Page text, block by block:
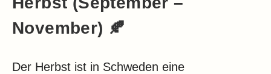
November) 🍂
Der Herbst ist in Schweden eine